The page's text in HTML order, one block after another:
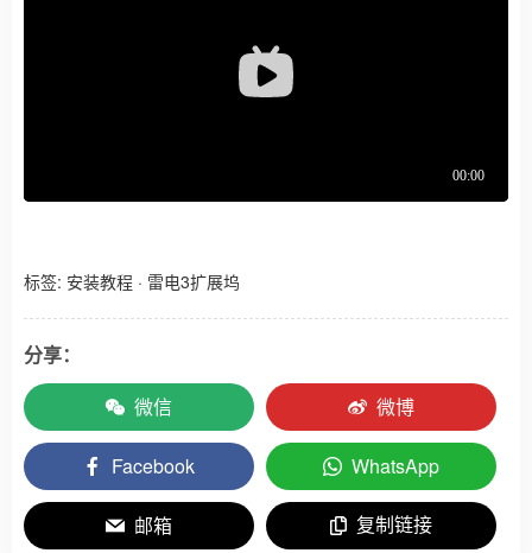
标签: 安装教程 · 雷电3扩展坞
分享：
微信
微博
Facebook WhatsApp
邮箱 复制链接